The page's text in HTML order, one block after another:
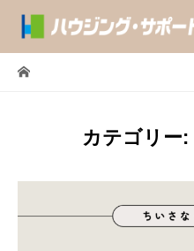
カテゴリー: